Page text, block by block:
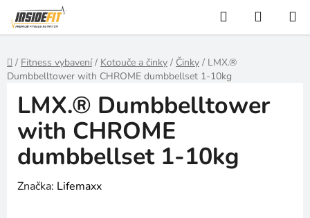
Přejít
na
obsah
Hledat
KOŠÍK
Domů
/ Fitness vybavení / Kotouče a činky / Činky / LMX.®
Dumbbelltower with CHROME dumbbellset 1-10kg
LMX.® Dumbbelltower
with CHROME
dumbbellset 1-10kg
Značka: Lifemaxx